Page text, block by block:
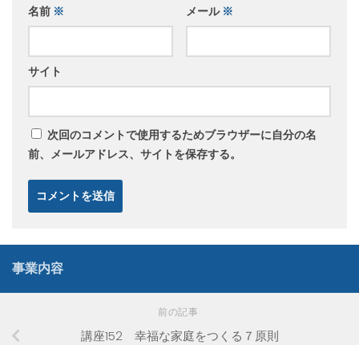
名前 ※ メール ※
サイト
次回のコメントで使用するためブラウザーに自分の名
前、メールアドレス、サイトを保存する。
事業内容
前の記事
講座152 幸福な家庭をつくる７原則